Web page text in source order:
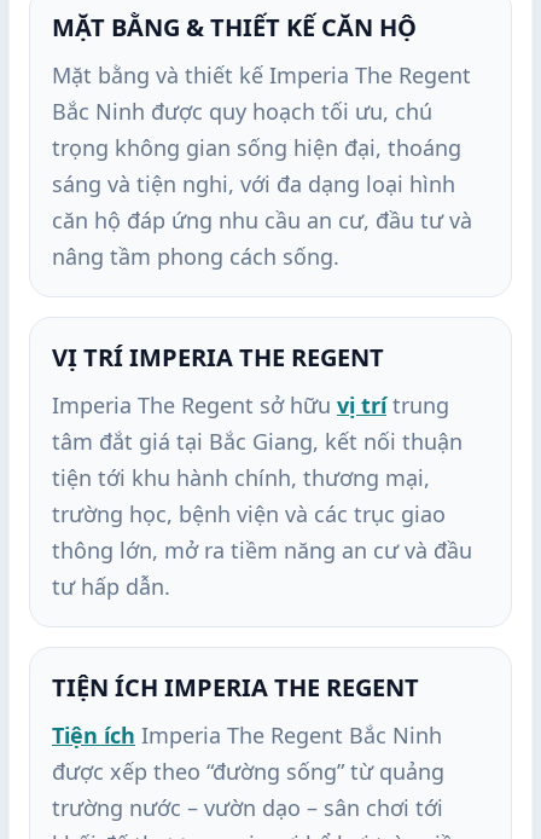
MẶT BẰNG & THIẾT KẾ CĂN HỘ
Mặt bằng và thiết kế Imperia The Regent
Bắc Ninh được quy hoạch tối ưu, chú
trọng không gian sống hiện đại, thoáng
sáng và tiện nghi, với đa dạng loại hình
căn hộ đáp ứng nhu cầu an cư, đầu tư và
nâng tầm phong cách sống.
VỊ TRÍ IMPERIA THE REGENT
Imperia The Regent sở hữu vị trítrung
tâm đắt giá tại Bắc Giang, kết nối thuận
tiện tới khu hành chính, thương mại,
trường học, bệnh viện và các trục giao
thông lớn, mở ra tiềm năng an cư và đầu
tư hấp dẫn.
TIỆN ÍCH IMPERIA THE REGENT
Tiện ích Imperia The Regent Bắc Ninh
được xếp theo “đường sống” từ quảng
trường nước – vườn dạo – sân chơi tới